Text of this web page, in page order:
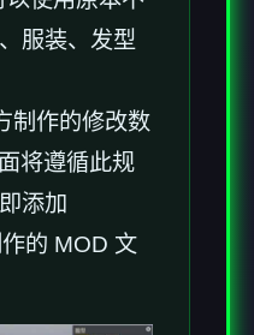
服装、发型
制作的修改数
将遵循此规
添加
的 MOD 文